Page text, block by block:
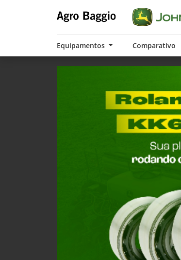
Equipamentos Comparativo